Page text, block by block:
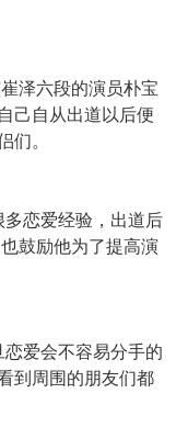
泽六段的演员朴宝
己自从出道以后便
们。
恋爱经验，出道后
鼓励他为了提高演
爱会不容易分手的
到周围的朋友们都